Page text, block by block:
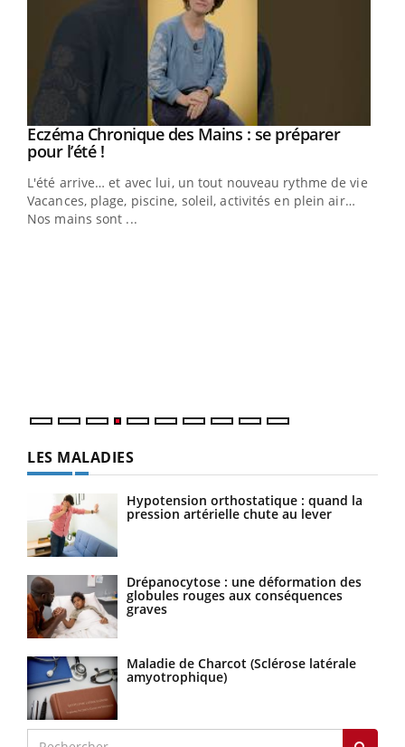
Youtube
Eczéma Chronique des Mains : se préparer
pour l’été !Youtube
L'été arrive… et avec lui, un tout nouveau rythme de vie !
Vacances, plage, piscine, soleil, activités en plein air…
Nos mains sont ...
LES MALADIES
Hypotension orthostatique : quand la
pression artérielle chute au lever
Drépanocytose : une déformation des
globules rouges aux conséquences
graves
Maladie de Charcot (Sclérose latérale
amyotrophique)